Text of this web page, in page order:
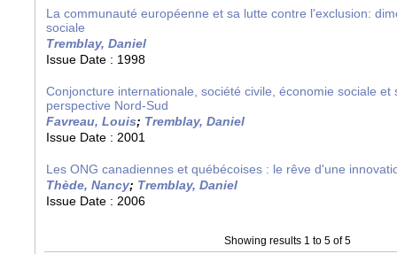
La communauté européenne et sa lutte contre l'exclusion:
sociale
Tremblay, Daniel
Issue Date : 1998
Conjoncture internationale, société civile, économie sociale et
perspective Nord-Sud
Favreau, Louis; Tremblay, Daniel
Issue Date : 2001
Les ONG canadiennes et québécoises : le rêve d'une
Thède, Nancy; Tremblay, Daniel
Issue Date : 2006
Showing results 1 to 5 of 5